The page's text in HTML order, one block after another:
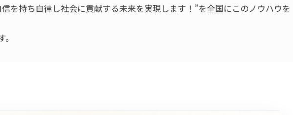
を持ち自律し社会に貢献する未来を実現します！”を全国にこのノウハウを